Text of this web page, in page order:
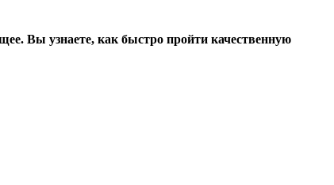
Вы узнаете, как быстро пройти качественную